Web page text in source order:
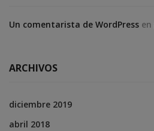
Un comentarista de WordPress en
ARCHIVOS
diciembre 2019
abril 2018